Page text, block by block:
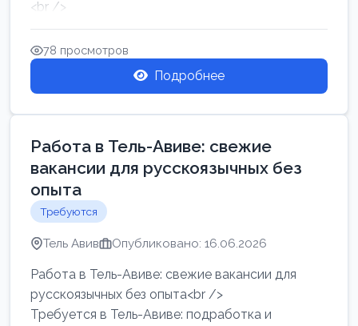
<br />
Работа в Нетании на мебельном производстве:
требу...
78 просмотров
Подробнее
Работа в Тель-Авиве: свежие
вакансии для русскоязычных без
опыта
Требуются
Тель Авив Опубликовано: 16.06.2026
Работа в Тель-Авиве: свежие вакансии для
русскоязычных без опыта<br />
Требуется в Тель-Авиве: подработка и